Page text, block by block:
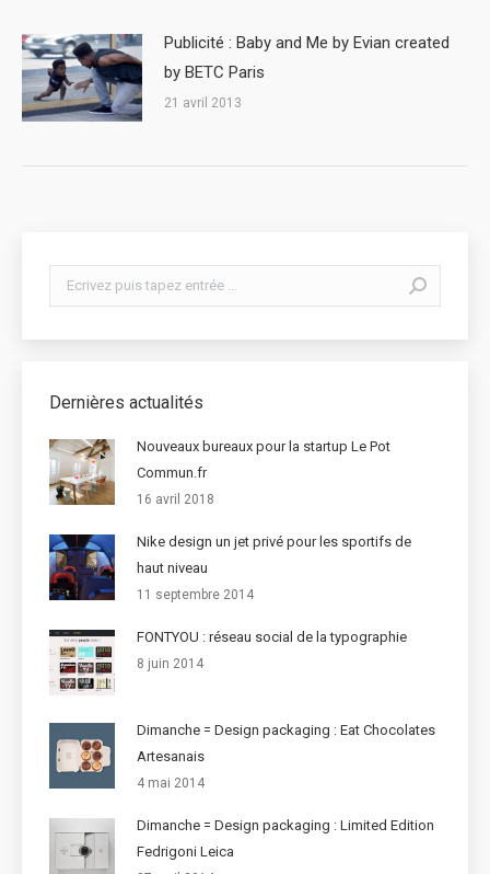
Publicité : Baby and Me by Evian created
by BETC Paris
21 avril 2013
Dernières actualités
Nouveaux bureaux pour la startup Le Pot
Commun.fr
16 avril 2018
Nike design un jet privé pour les sportifs de
haut niveau
11 septembre 2014
FONTYOU : réseau social de la typographie
8 juin 2014
Dimanche = Design packaging : Eat Chocolates
Artesanais
4 mai 2014
Dimanche = Design packaging : Limited Edition
Fedrigoni Leica